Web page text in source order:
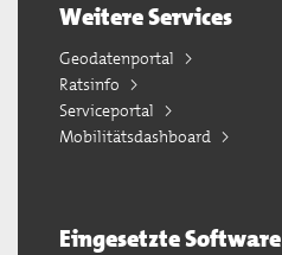
Weitere Services
Geodatenportal
Ratsinfo
Serviceportal
Mobilitätsdashboard
Eingesetzte Software